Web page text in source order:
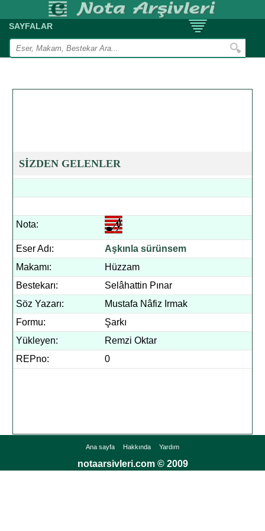
SAYFALAR
SİZDEN GELENLER
Nota:
Eser Adı:
Aşkınla sürünsem
Makamı:
Hüzzam
Bestekarı:
Selâhattin Pınar
Söz Yazarı:
Mustafa Nâfiz Irmak
Formu:
Şarkı
Yükleyen:
Remzi Oktar
REPno:
0
Ana sayfa Hakkında Yardım
notaarsivleri.com © 2009